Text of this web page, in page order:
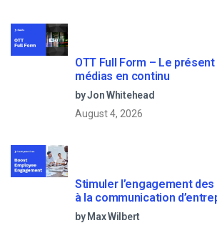
OTT Full Form – Le
médias en continu
by Jon Whitehead
August 4, 2026
Stimuler l’engagement
à la communication
by Max Wilbert